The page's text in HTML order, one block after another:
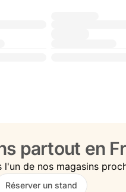
partout en
de nos magasins
Réserver un stand